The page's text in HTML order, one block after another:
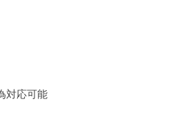
対応可能